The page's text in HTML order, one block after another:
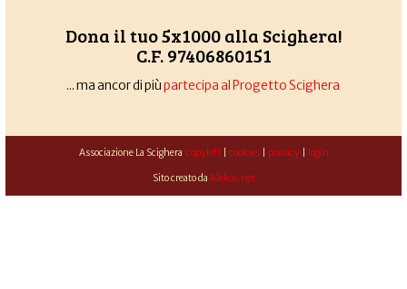
Dona il tuo 5x1000 alla Scighera!
C.F. 97406860151
... ma ancor di piùpartecipa al Progetto Scighera
Associazione La Scighera copyleft| cookies| privacy| login
Sito creato da Alekos.net